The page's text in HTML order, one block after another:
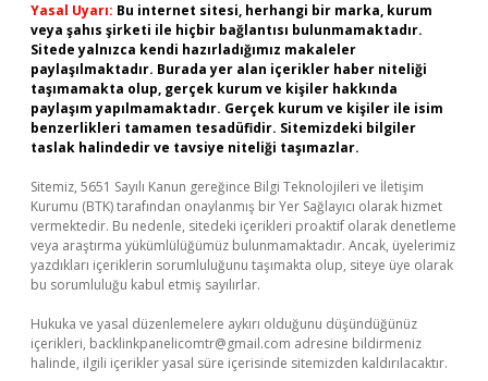
Yasal Uyarı: Bu internet sitesi, herhangi bir marka, kurum
veya şahıs şirketi ile hiçbir bağlantısı bulunmamaktadır.
Sitede yalnızca kendi hazırladığımız makaleler
paylaşılmaktadır. Burada yer alan içerikler haber niteliği
taşımamakta olup, gerçek kurum ve kişiler hakkında
paylaşım yapılmamaktadır. Gerçek kurum ve kişiler ile isim
benzerlikleri tamamen tesadüfidir. Sitemizdeki bilgiler
taslak halindedir ve tavsiye niteliği taşımazlar.
Sitemiz, 5651 Sayılı Kanun gereğince Bilgi Teknolojileri ve İletişim
Kurumu (BTK) tarafından onaylanmış bir Yer Sağlayıcı olarak hizmet
vermektedir. Bu nedenle, sitedeki içerikleri proaktif olarak denetleme
veya araştırma yükümlülüğümüz bulunmamaktadır. Ancak, üyelerimiz
yazdıkları içeriklerin sorumluluğunu taşımakta olup, siteye üye olarak
bu sorumluluğu kabul etmiş sayılırlar.
Hukuka ve yasal düzenlemelere aykırı olduğunu düşündüğünüz
içerikleri, backlinkpanelicomtr@gmail.com adresine bildirmeniz
halinde, ilgili içerikler yasal süre içerisinde sitemizden kaldırılacaktır.